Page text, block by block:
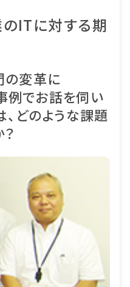
ITに対する期
変革に
例でお話を伺い
、どのような課題